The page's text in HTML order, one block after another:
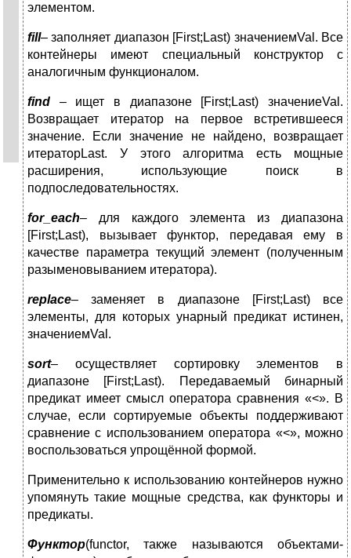
элементом.
fill– заполняет диапазон [First;Last) значениемVal. Все
контейнеры имеют специальный конструктор с
аналогичным функционалом.
find
– ищет в диапазоне [First;Last) значениеVal.
Возвращает итератор на первое встретившееся
значение. Если значение не найдено, возвращает
итераторLast. У этого алгоритма есть мощные
расширения, использующие поиск в
подпоследовательностях.
for_ each– для каждого элемента из диапазона
[First;Last), вызывает функтор, передавая ему в
качестве параметра текущий элемент (полученным
разыменовыванием итератора).
replace– заменяет в диапазоне [First;Last) все
элементы, для которых унарный предикат истинен,
значениемVal.
sort– осуществляет сортировку элементов в
диапазоне [First;Last). Передаваемый бинарный
предикат имеет смысл оператора сравнения «<». В
случае, если сортируемые объекты поддерживают
сравнение с использованием оператора «<», можно
воспользоваться упрощённой формой.
Применительно к использованию контейнеров нужно
упомянуть такие мощные средства, как функторы и
предикаты.
Функтор(functor, также называются объектами-